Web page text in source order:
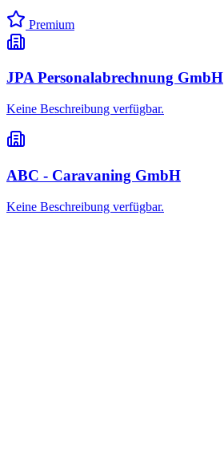
Premium
JPA Personalabrechnung GmbH
Keine Beschreibung verfügbar.
ABC - Caravaning GmbH
Keine Beschreibung verfügbar.